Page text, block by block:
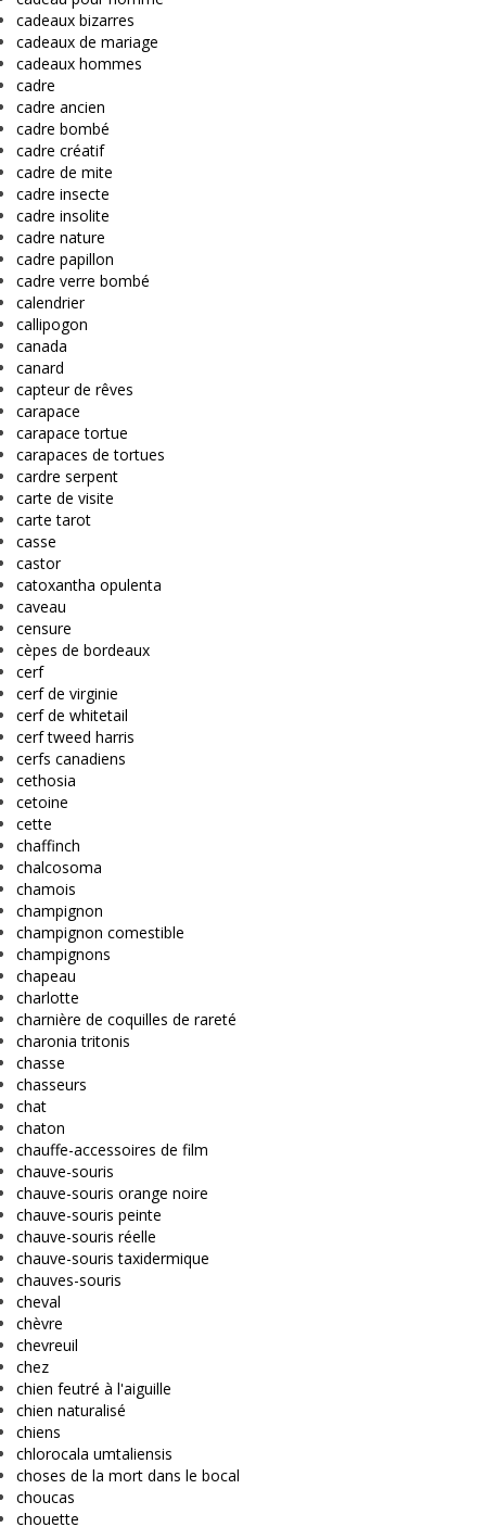
cadeaux bizarres
cadeaux de mariage
cadeaux hommes
cadre
cadre ancien
cadre bombé
cadre créatif
cadre de mite
cadre insecte
cadre insolite
cadre nature
cadre papillon
cadre verre bombé
calendrier
callipogon
canada
canard
capteur de rêves
carapace
carapace tortue
carapaces de tortues
cardre serpent
carte de visite
carte tarot
casse
castor
catoxantha opulenta
caveau
censure
cèpes de bordeaux
cerf
cerf de virginie
cerf de whitetail
cerf tweed harris
cerfs canadiens
cethosia
cetoine
cette
chaffinch
chalcosoma
chamois
champignon
champignon comestible
champignons
chapeau
charlotte
charnière de coquilles de rareté
charonia tritonis
chasse
chasseurs
chat
chaton
chauffe-accessoires de film
chauve-souris
chauve-souris orange noire
chauve-souris peinte
chauve-souris réelle
chauve-souris taxidermique
chauves-souris
cheval
chèvre
chevreuil
chez
chien feutré à l'aiguille
chien naturalisé
chiens
chlorocala umtaliensis
choses de la mort dans le bocal
choucas
chouette